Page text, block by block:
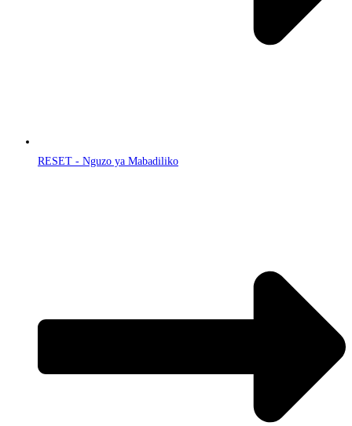
RESET - Nguzo ya Mabadiliko